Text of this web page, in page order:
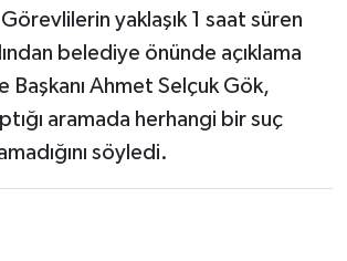
yaklaşık 1 saat süren
belediye önünde açıklama
Başkanı Ahmet Selçuk Gök,
aramada herhangi bir suç
söyledi.